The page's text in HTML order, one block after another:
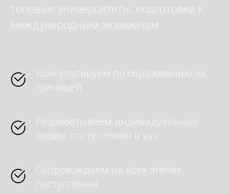
топовые университеты, подготовка к
международным экзаменам
Консультируем по образованию за
границей
Разрабатываем индивидуальные
схемы поступления в вуз
Сопровождаем на всех этапах
поступления